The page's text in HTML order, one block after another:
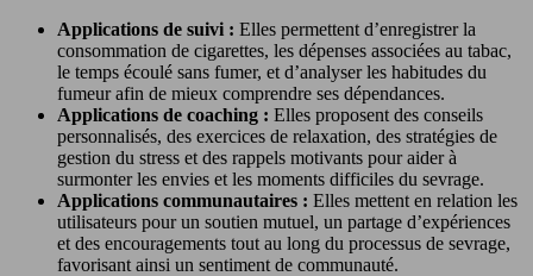
Applications de suivi : Elles permettent d’enregistrer la
consommation de cigarettes, les dépenses associées au tabac,
le temps écoulé sans fumer, et d’analyser les habitudes du
fumeur afin de mieux comprendre ses dépendances.
Applications de coaching : Elles proposent des conseils
personnalisés, des exercices de relaxation, des stratégies de
gestion du stress et des rappels motivants pour aider à
surmonter les envies et les moments difficiles du sevrage.
Applications communautaires : Elles mettent en relation les
utilisateurs pour un soutien mutuel, un partage d’expériences
et des encouragements tout au long du processus de sevrage,
favorisant ainsi un sentiment de communauté.